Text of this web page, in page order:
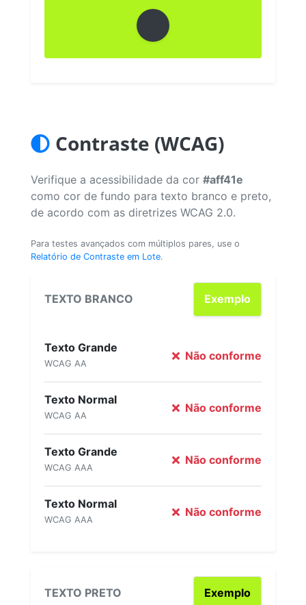
Contraste (WCAG)
Verifique a acessibilidade da cor #aff41e
como cor de fundo para texto branco e preto,
de acordo com as diretrizes WCAG 2.0.
Para testes avançados com múltiplos pares, use o
Relatório de Contraste em Lote.
TEXTO BRANCO Exemplo
Texto Grande
WCAG AA
Não conforme
Texto Normal
WCAG AA
Não conforme
Texto Grande
WCAG AAA
Não conforme
Texto Normal
WCAG AAA
Não conforme
TEXTO PRETO Exemplo